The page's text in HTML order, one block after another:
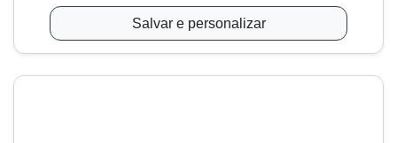
Salvar e personalizar